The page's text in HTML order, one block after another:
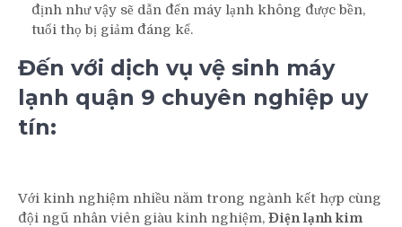
định như vậy sẽ dẫn đến máy lạnh không được bền,
tuổi thọ bị giảm đáng kể.
Đến với dịch vụ vệ sinh máy
lạnh quận 9 chuyên nghiệp uy
tín:
Với kinh nghiệm nhiều năm trong ngành kết hợp cùng
đội ngũ nhân viên giàu kinh nghiệm, Điện lạnh kim